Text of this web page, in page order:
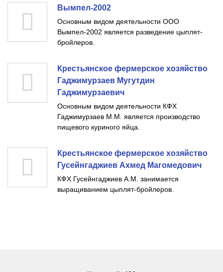
Вымпел-2002
Основным видом деятельности ООО
Вымпел-2002 является разведение цыплят-
бройлеров.
Крестьянское фермерское хозяйство
Гаджимурзаев Мугутдин
Гаджимурзаевич
Основным видом деятельности КФХ
Гаджимурзаев М.М. является производство
пищевого куриного яйца.
Крестьянское фермерское хозяйство
Гусейнгаджиев Ахмед Магомедович
КФХ Гусейнгаджиев А.М. занимается
выращиванием цыплят-бройлеров.